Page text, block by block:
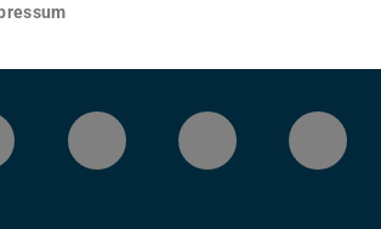
Seite der TU
Instagram-Kanal
Bluesky-